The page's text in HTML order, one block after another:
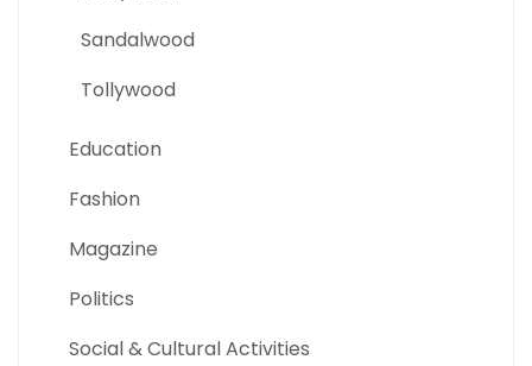
Sandalwood
Tollywood
Education
Fashion
Magazine
Politics
Social & Cultural Activities